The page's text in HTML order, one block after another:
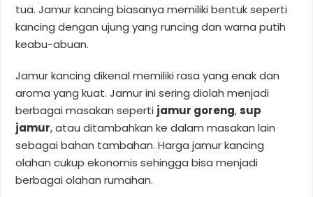
tua. Jamur kancing biasanya memiliki bentuk seperti
kancing dengan ujung yang runcing dan warna putih
keabu-abuan.
Jamur kancing dikenal memiliki rasa yang enak dan
aroma yang kuat. Jamur ini sering diolah menjadi
berbagai masakan seperti jamur goreng,sup
jamur, atau ditambahkan ke dalam masakan lain
sebagai bahan tambahan. Harga jamur kancing
olahan cukup ekonomis sehingga bisa menjadi
berbagai olahan rumahan.